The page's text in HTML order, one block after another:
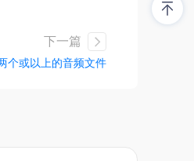
下一篇
个或以上的音频文件